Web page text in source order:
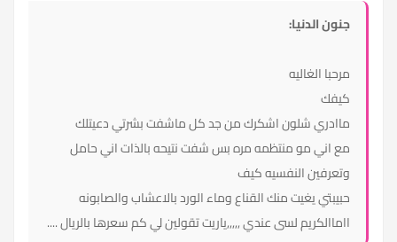
جنون الدنيا:
مرحبا الغاليه
كيفك
ماادري شلون اشكرك من جد كل ماشفت بشرتي دعيتلك
مع اني مو منتظمه مره بس شفت نتيحه بالذات اني حامل
وتعرفين النفسيه كيف
حبيبتي يغيت منك القناع وماء الورد بالاعشاب والصابونه
ااماالكريم لسى عندي ,,,,,ياريت تقولين لي كم سعرها بالريال ....